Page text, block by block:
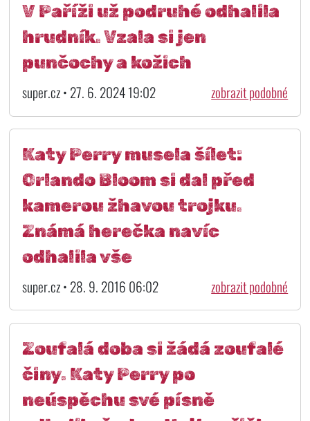
V Paříži už podruhé odhalila
hrudník. Vzala si jen
punčochy a kožich
super.cz • 27. 6. 2024 19:02 zobrazit podobné
Katy Perry musela šílet:
Orlando Bloom si dal před
kamerou žhavou trojku.
Známá herečka navíc
odhalila vše
super.cz • 28. 9. 2016 06:02 zobrazit podobné
Zoufalá doba si žádá zoufalé
činy. Katy Perry po
neúspěchu své písně